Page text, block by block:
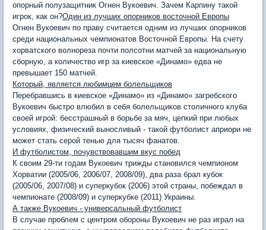
опорный полузащитник Огнен Вукоевич. Зачем Карпину такой
игрок, как он?Один из лучших опорников восточной Европы
Огнен Вукоевич по праву считается одним из лучших опорников
среди национальных чемпионатов Восточной Европы. На счету
хорватского волнореза почти полсотни матчей за национальную
сборную, а количество игр за киевское «Динамо» едва не
превышает 150 матчей.
Который, является любимцем болельщиков
Перебравшись в киевское «Динамо» из «Динамо» загребского
Вукоевич быстро влюбил в себя болельщиков столичного клуба
своей игрой: бесстрашный в борьбе за мяч, цепкий при любых
условиях, физический выносливый - такой футболист априори не
может стать серой тенью для тысяч фанатов.
И футболистом, почувствовавшим вкус побед
К своим 29-ти годам Вукоевич трижды становился чемпионом
Хорватии (2005/06, 2006/07, 2008/09), два раза брал кубок
(2005/06, 2007/08) и суперкубок (2006) этой страны, побеждал в
чемпионате (2008/09) и суперкубке (2011) Украины.
А также Вукоевич - универсальный футболист
В случае проблем с центром обороны Вукоевич не раз играл на